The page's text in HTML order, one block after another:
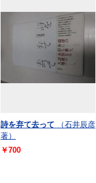
詩を弃て去って
（石井辰彦
著）
￥700